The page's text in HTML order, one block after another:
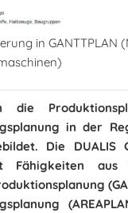
in GANTTPLAN
die
in der
Die DUALIS
Fähigkeiten aus